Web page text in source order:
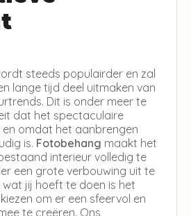
steeds populairder en zal
lange tijd deel uitmaken van
Dit is onder meer te
dat het spectaculaire
omdat het aanbrengen
is. Fotobehang maakt het
interieur volledig te
een grote verbouwing uit te
wat jij hoeft te doen is het
om er een sfeervol en
te creëren. Ons